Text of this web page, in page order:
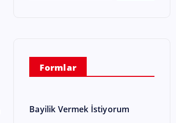
Formlar
Bayilik Vermek İstiyorum